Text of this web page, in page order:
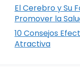
El Cerebro y Su
Promover la
10 Consejos
Atractiva